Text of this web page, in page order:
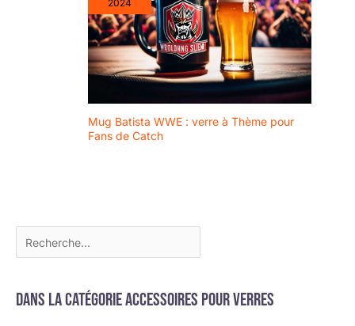
2024
Mug Batista WWE : verre à Thème pour
Fans de Catch
Dans la catégorie Accessoires pour verres